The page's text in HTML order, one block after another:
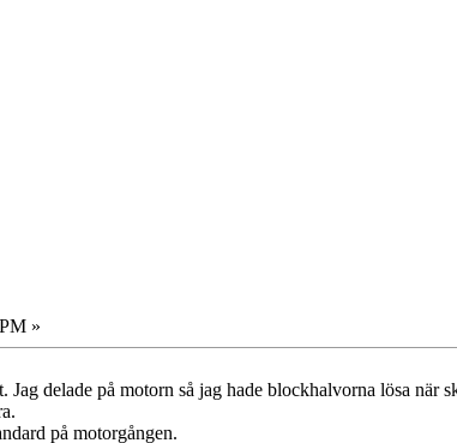
»
Jag delade på motorn så jag hade blockhalvorna lösa
på motorgången.